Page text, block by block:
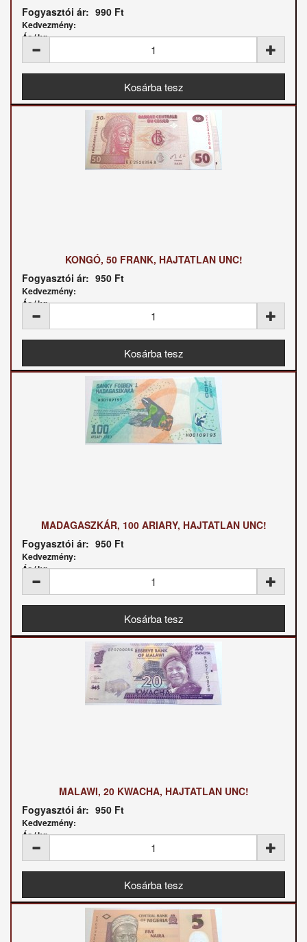
Fogyasztói ár: 990 Ft
Kedvezmény:
Ár / kg:
KONGÓ, 50 FRANK, HAJTATLAN UNC!
Fogyasztói ár: 950 Ft
Kedvezmény:
Ár / kg:
MADAGASZKÁR, 100 ARIARY, HAJTATLAN UNC!
Fogyasztói ár: 950 Ft
Kedvezmény:
Ár / kg:
MALAWI, 20 KWACHA, HAJTATLAN UNC!
Fogyasztói ár: 950 Ft
Kedvezmény:
Ár / kg: